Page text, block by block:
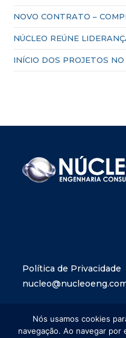
NOVO CONTRATO –
NÚCLEO REÚNE
INÍCIO DOS PROJETOS
Política de Privacidade
Nós usamos cookies
navegação. Ao navegar